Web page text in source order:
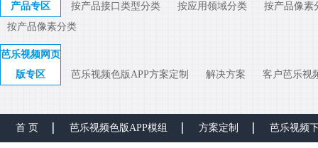
产品专区 按产品接口类型分类 按应用领域分类
按产品像素
按产品像素分类
芭乐视频网页
版专区
芭乐视频色版APP方案定制 解决方案 客户芭乐视
首 页 芭乐视频色版APP模组 方案定制 芭乐视频